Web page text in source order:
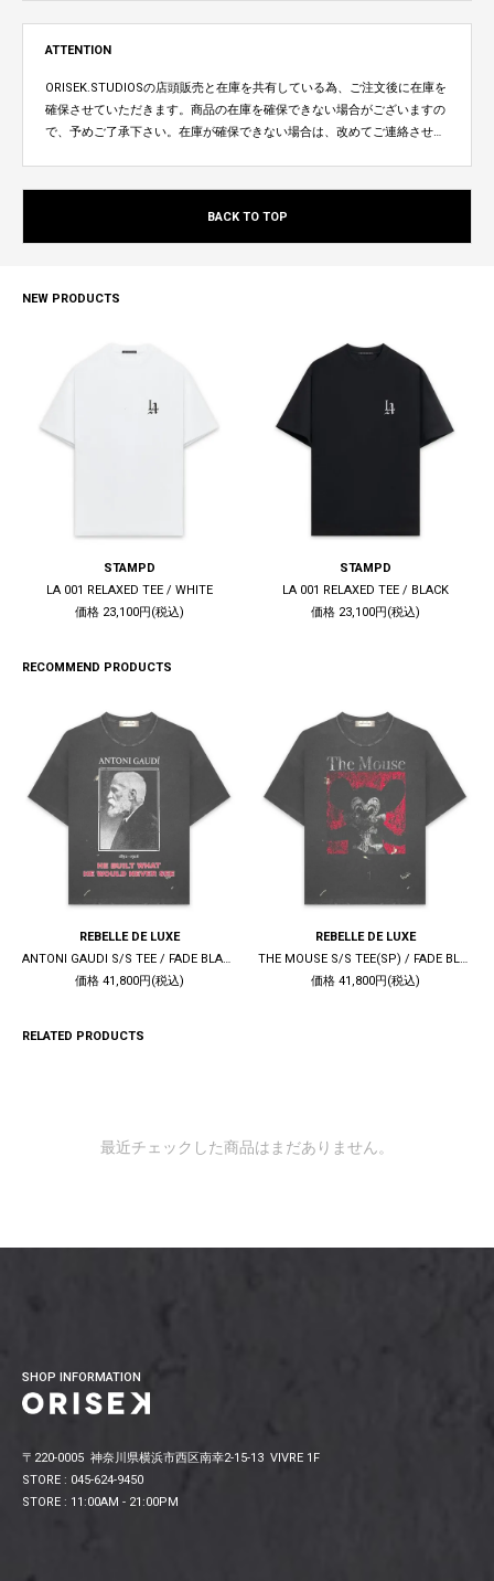
ATTENTION
ORISEK.STUDIOSの店頭販売と在庫を共有している為、ご注文後に在庫を
確保させていただきます。商品の在庫を確保できない場合がございますの
で、予めご了承下さい。在庫が確保できない場合は、改めてご連絡させて
BACK TO TOP
NEW PRODUCTS
STAMPD
LA 001 RELAXED TEE / WHITE
価格 23,100円(税込)
STAMPD
LA 001 RELAXED TEE / BLACK
価格 23,100円(税込)
RECOMMEND PRODUCTS
REBELLE DE LUXE
ANTONI GAUDI S/S TEE / FADE BLACK
価格 41,800円(税込)
REBELLE DE LUXE
THE MOUSE S/S TEE(SP) / FADE BLACK
価格 41,800円(税込)
RELATED PRODUCTS
最近チェックした商品はまだありません。
SHOP INFORMATION
〒220-0005 神奈川県横浜市西区南幸2-15-13 VIVRE 1F
STORE : 045-624-9450
STORE : 11:00AM - 21:00PM